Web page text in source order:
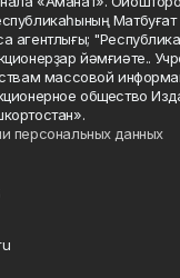
Матбуғат
агентлығы;
йәмғиәте..
массовой
общество
персональных данных